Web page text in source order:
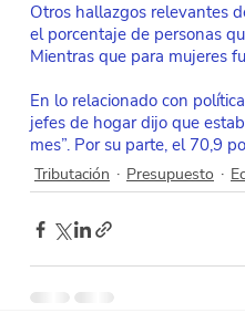
Otros hallazgos relevantes
el porcentaje de personas
Mientras que para mujeres
En lo relacionado con
jefes de hogar dijo que
mes”. Por su parte, el 70,9
Tributación Presupuesto